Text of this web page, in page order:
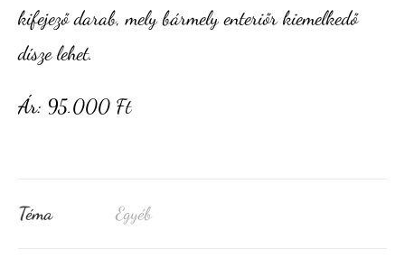
kifejező darab, mely bármely enteriőr kiemelkedő
dísze lehet.
Ár: 95.000 Ft
Téma Egyéb